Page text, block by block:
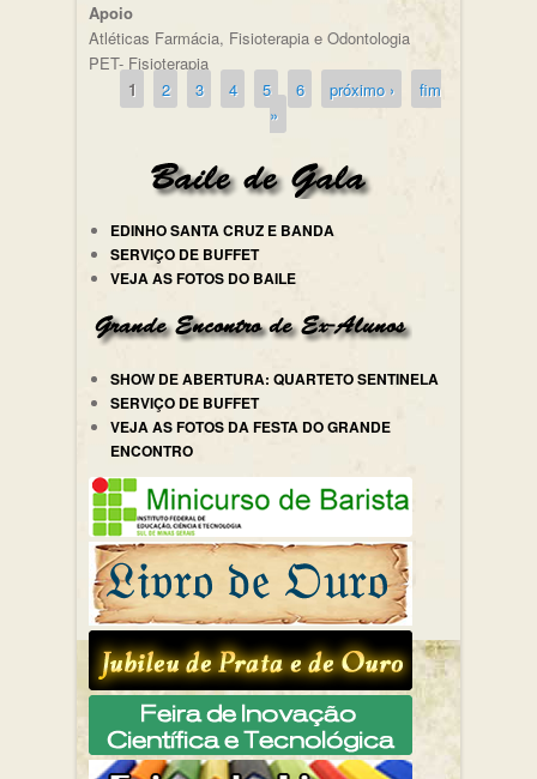
Apoio
Atléticas Farmácia, Fisioterapia e Odontologia
PET- Fisioterapia
Páginas
1 2 3 4 5 6 próximo ›
fim
»
EDINHO SANTA CRUZ E BANDA
SERVIÇO DE BUFFET
VEJA AS FOTOS DO BAILE
SHOW DE ABERTURA: QUARTETO SENTINELA
SERVIÇO DE BUFFET
VEJA AS FOTOS DA FESTA DO GRANDE
ENCONTRO